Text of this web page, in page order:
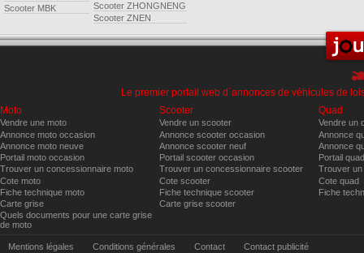
Scooter MBK
Scooter ZHONGNENG
Scooter ZNEN
Le premier portail web d´annonces de véhicules de
Moto
Vendre une moto
Annonce moto occasion
Annonce moto neuve
Portail moto occasion
Trouver un concessionnaire moto
Cote moto
Fiche technique moto
Carte grise
Quels documents pour une carte grise
de moto
Scooter
Vendre un scooter
Annonce scooter occasion
Annonce scooter neuf
Portail scooter occasion
Trouver un concessionnaire scooter
Cote scooter
Fiche technique scooter
Carte grise scooter
Quad
Vendre un
Annonce
Annonce
Portail
Trouver
Cote quad
Fiche
Mentions légales Conditions générales Contact Contact publicité